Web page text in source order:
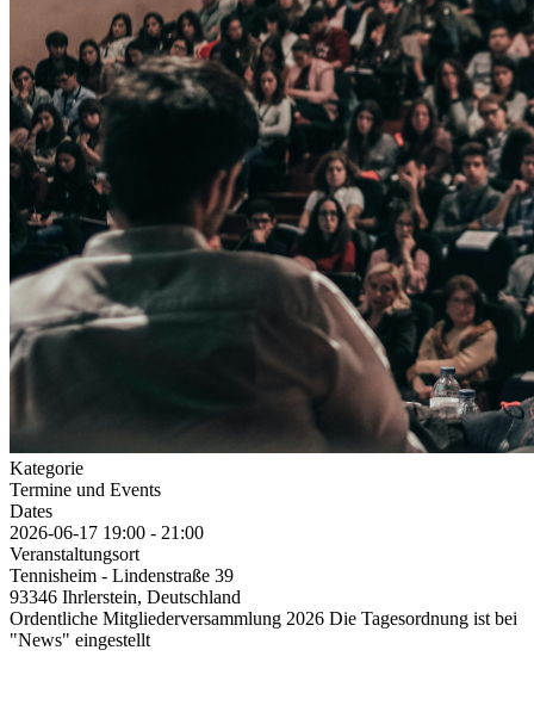
Kategorie
Termine und Events
Dates
2026-06-17 19:00 - 21:00
Veranstaltungsort
Tennisheim - Lindenstraße 39
93346 Ihrlerstein, Deutschland
Ordentliche Mitgliederversammlung 2026 Die Tagesordnung ist bei
"News" eingestellt